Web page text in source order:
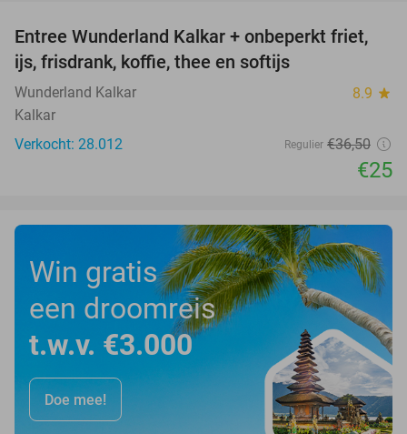
32%
Entree Wunderland Kalkar + onbeperkt friet,
ijs, frisdrank, koffie, thee en softijs
Wunderland Kalkar 8.9 star
Kalkar
Verkocht: 28.012
Regulier €36,50
€25
Win gratis
een droomreis
t.w.v. €3.000
Doe mee!